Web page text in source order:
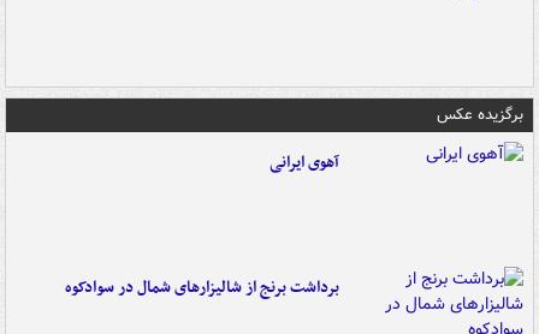
برگزیده عکس
آهوی ایرانی
برداشت برنج از شالیزارهای شمال در سوادکوه